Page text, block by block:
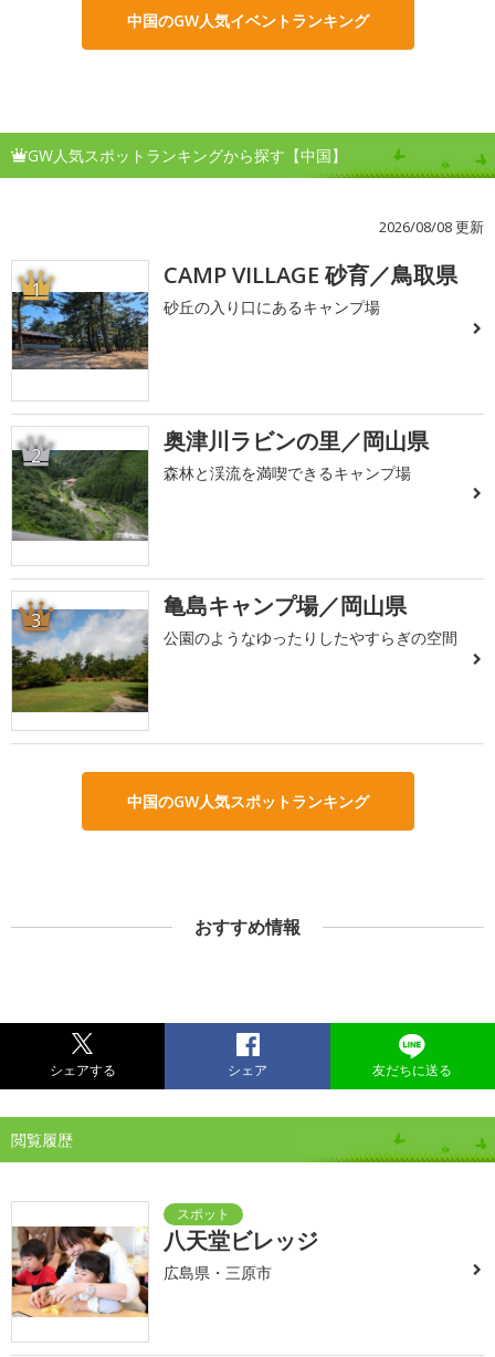
中国のGW人気イベントランキング
GW人気スポットランキングから探す【中国】
2026/08/08 更新
1 CAMP VILLAGE 砂育／鳥取県
砂丘の入り口にあるキャンプ場
2 奥津川ラビンの里／岡山県
森林と渓流を満喫できるキャンプ場
3 亀島キャンプ場／岡山県
公園のようなゆったりしたやすらぎの空間
中国のGW人気スポットランキング
おすすめ情報
シェアする シェア 友だちに送る
閲覧履歴
八天堂ビレッジ
広島県・三原市